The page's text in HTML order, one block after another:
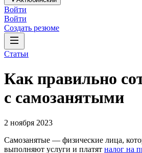
Войти
Войти
Создать резюме
Статьи
Как правильно
с самозанятыми
2 ноября 2023
Самозанятые — физические лица,
выполняют услуги и платят налог на